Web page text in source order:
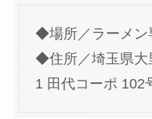
◆場所／ラーメン
◆住所／埼玉県大
1 田代コーポ 102